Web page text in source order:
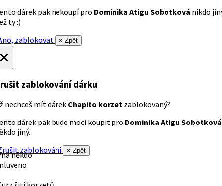
dárek pak nekoupí pro Dominika Atigu Sobotková nikdo
ty :)
zablokovat
× Zpět
zablokování dárku
nechceš mít dárek Chapito korzet zablokovaný?
dárek pak bude moci koupit pro Dominika Atigu Sobotková
jiný.
zablokování
× Zpět
někdo